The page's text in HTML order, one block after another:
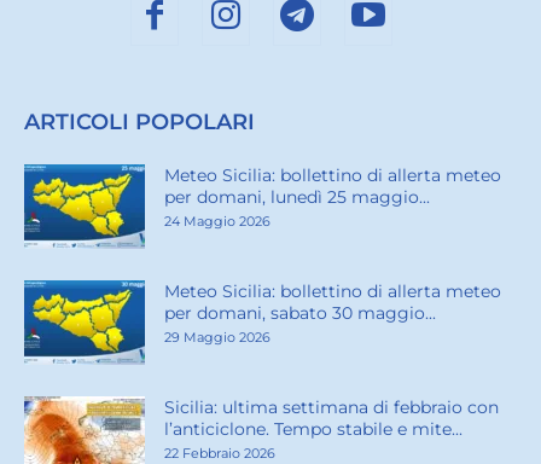
ARTICOLI POPOLARI
Meteo Sicilia: bollettino di allerta meteo
per domani, lunedì 25 maggio...
24 Maggio 2026
Meteo Sicilia: bollettino di allerta meteo
per domani, sabato 30 maggio...
29 Maggio 2026
Sicilia: ultima settimana di febbraio con
l’anticiclone. Tempo stabile e mite...
22 Febbraio 2026